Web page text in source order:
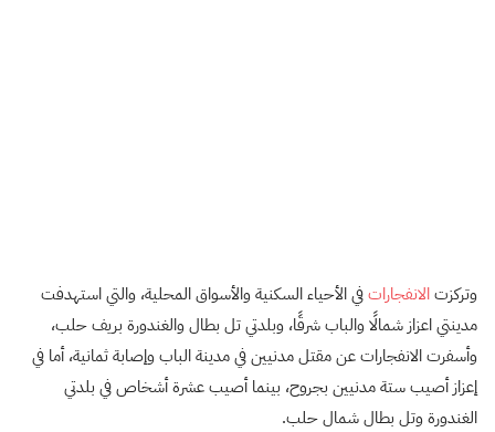
وتركزتالانفجاراتفي الأحياء السكنية والأسواق المحلية، والتي استهدفت
مدينتي اعزاز شمالًا والباب شرقًا، وبلدتي تل بطال والغندورة بريف حلب،
وأسفرت الانفجارات عن مقتل مدنيين في مدينة الباب وإصابة ثمانية، أما في
إعزاز أصيب ستة مدنيين بجروح، بينما أصيب عشرة أشخاص في بلدتي
الغندورة وتل بطال شمال حلب.